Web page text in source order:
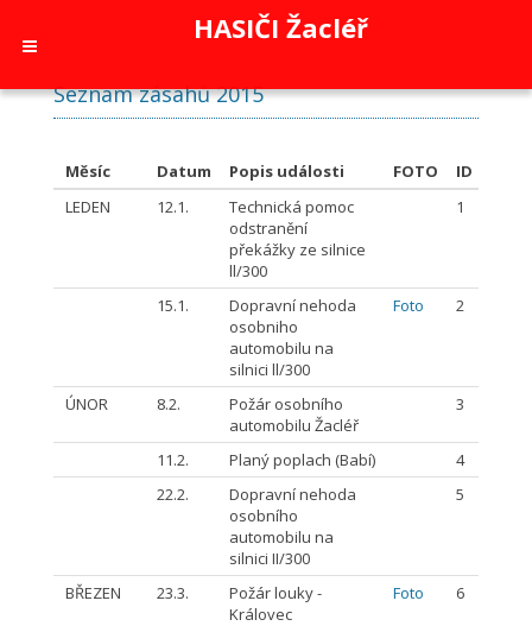
HASIČI Žacléř
Seznam zásahů 2015
Měsíc Datum Popis události FOTO
ID
LEDEN
12.1.
Technická pomoc
odstranění
překážky ze silnice
ll/300
1
15.1.
Dopravní nehoda
osobniho
automobilu na
silnici ll/300
Foto 2
ÚNOR 8.2.
Požár osobního
automobilu Žacléř
3
11.2. Planý poplach (Babí)
4
22.2.
Dopravní nehoda
osobního
automobilu na
silnici II/300
5
BŘEZEN 23.3.
Požár louky -
Královec
Foto 6